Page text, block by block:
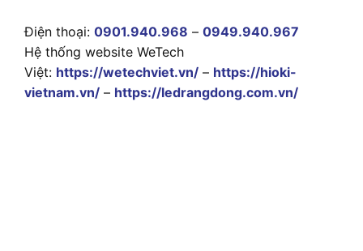
Điện thoại: 0901.940.968 – 0949.940.967
Hệ thống website WeTech
Việt: https://wetechviet.vn/ – https://hioki-
vietnam.vn/ – https://ledrangdong.com.vn/